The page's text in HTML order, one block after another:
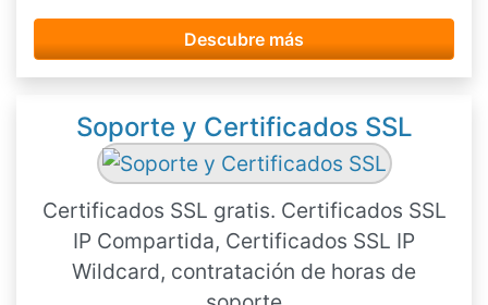
Descubre más
Soporte y Certificados SSL
Certificados SSL gratis. Certificados SSL
IP Compartida, Certificados SSL IP
Wildcard, contratación de horas de